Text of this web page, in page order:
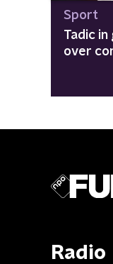
Sport
Tadic
over
Radio